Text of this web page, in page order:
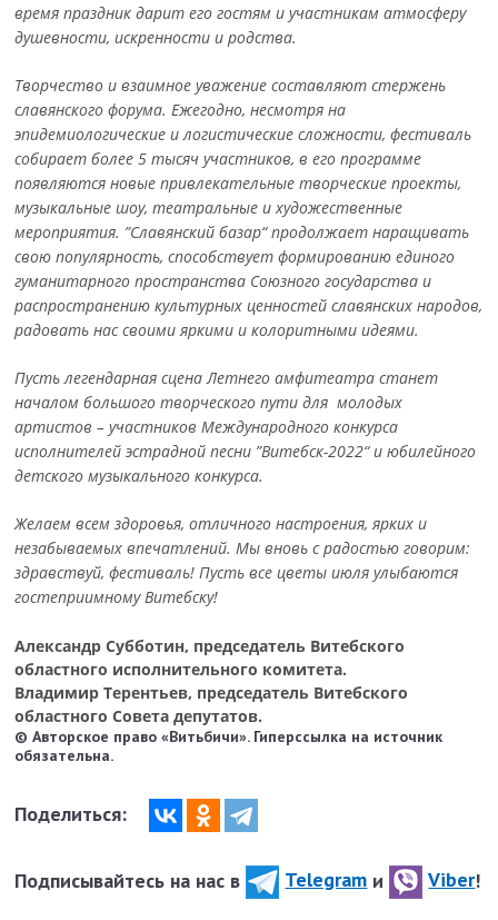
время праздник дарит его гостям и участникам атмосферу
душевности, искренности и родства.
Творчество и взаимное уважение составляют стержень
славянского форума. Ежегодно, несмотря на
эпидемиологические и логистические сложности, фестиваль
собирает более 5 тысяч участников, в его программе
появляются новые привлекательные творческие проекты,
музыкальные шоу, театральные и художественные
мероприятия. ”Славянский базар“ продолжает наращивать
свою популярность, способствует формированию единого
гуманитарного пространства Союзного государства и
распространению культурных ценностей славянских народов,
радовать нас своими яркими и колоритными идеями.
Пусть легендарная сцена Летнего амфитеатра станет
началом большого творческого пути для молодых
артистов – участников Международного конкурса
исполнителей эстрадной песни ”Витебск-2022“ и юбилейного
детского музыкального конкурса.
Желаем всем здоровья, отличного настроения, ярких и
незабываемых впечатлений. Мы вновь с радостью говорим:
здравствуй, фестиваль! Пусть все цветы июля улыбаются
гостеприимному Витебску!
Александр Субботин, председатель Витебского
областного исполнительного комитета.
Владимир Терентьев, председатель Витебского
областного Совета депутатов.
© Авторское право «Витьбичи». Гиперссылка на источник
обязательна.
Поделиться:
Подписывайтесь на нас в Telegram и Viber!